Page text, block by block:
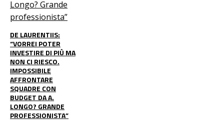
DE LAURENTIIS:
“VORREI POTER
INVESTIRE DI PIÙ MA
NON CI RIESCO.
IMPOSSIBILE
AFFRONTARE
SQUADRE CON
BUDGET DA A.
LONGO? GRANDE
PROFESSIONISTA”